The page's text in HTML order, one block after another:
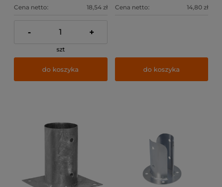
Cena netto:
18,54 zł
- +
szt
do koszyka
Cena netto:
14,80 zł
do koszyka